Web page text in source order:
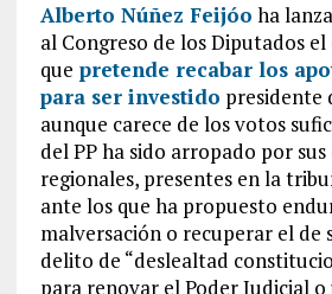
Alberto Núñez Feijóo ha
al Congreso de los Diputados
que pretende recabar los
para ser investido presidente
aunque carece de los votos
del PP ha sido arropado por
regionales, presentes en la
ante los que ha propuesto
malversación o recuperar el de
delito de “deslealtad
para renovar el Poder Judicial